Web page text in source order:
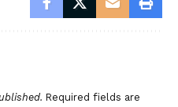
Required fields are